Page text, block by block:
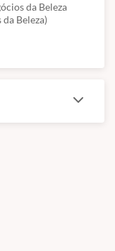
da Beleza
Beleza)